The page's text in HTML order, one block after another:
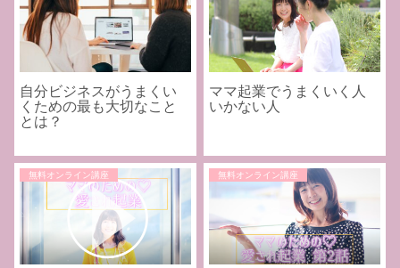
自分ビジネスがうまくい
くための最も大切なこと
とは？
ママ起業でうまくいく人
いかない人
無料オンライン講座 無料オンライン講座